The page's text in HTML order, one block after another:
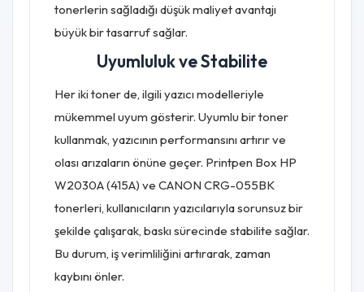
tonerlerin sağladığı düşük maliyet avantajı
büyük bir tasarruf sağlar.
Uyumluluk ve Stabilite
Her iki toner de, ilgili yazıcı modelleriyle
mükemmel uyum gösterir. Uyumlu bir toner
kullanmak, yazıcının performansını artırır ve
olası arızaların önüne geçer. Printpen Box HP
W2030A (415A) ve CANON CRG-055BK
tonerleri, kullanıcıların yazıcılarıyla sorunsuz bir
şekilde çalışarak, baskı sürecinde stabilite sağlar.
Bu durum, iş verimliliğini artırarak, zaman
kaybını önler.